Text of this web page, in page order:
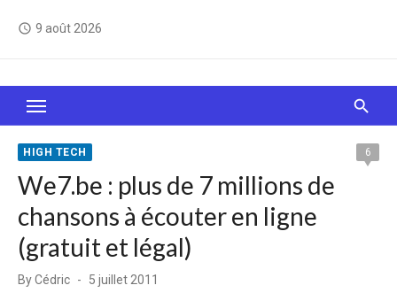
access_time 9 août 2026
Le Web, c'est comme une boîte de chocolats… On
sait jamais sur quoi on va tomber !
HIGH TECH 6
We7.be : plus de 7 millions de
chansons à écouter en ligne
(gratuit et légal)
ByCédric
Posted
5 juillet 2011